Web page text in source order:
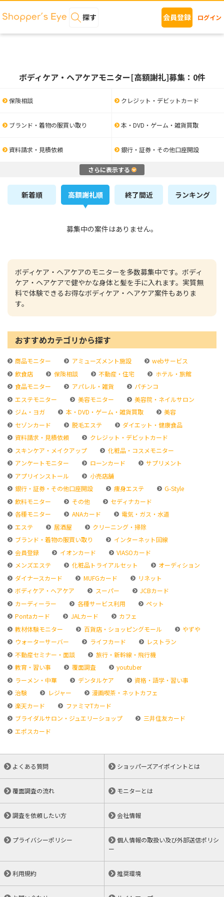
探す 会員登録 ログイン
ボディケア・ヘアケアモニター[高額謝礼]募集：0件
保険相談 クレジット・デビットカード
ブランド・着物の服買い取り 本・DVD・ゲーム・雑貨買取
資料請求・見積依頼 銀行・証券・その他口座開設
さらに表示する
新着順 高額謝礼順 終了間近 ランキング
募集中の案件はありません。
ボディケア・ヘアケアのモニターを多数募集中です。ボディ
ケア・ヘアケアで健やかな身体と髪を手に入れます。実質無
料で体験できるお得なボディケア・ヘアケア案件もありま
す。
おすすめカテゴリから探す
商品モニター アミューズメント施設
webサービス
飲食店
保険相談 不動産・住宅
ホテル・旅館
食品モニター
アパレル・雑貨
パチンコ
エステモニター
美容モニター
美容院・ネイルサロン
ジム・ヨガ
本・DVD・ゲーム・雑貨買取
美容
セゾンカード
脱毛エステ
ダイエット・健康食品
資料請求・見積依頼
クレジット・デビットカード
スキンケア・メイクアップ
化粧品・コスメモニター
アンケートモニター
ローンカード
サプリメント
アプリインストール
小売店舗
銀行・証券・その他口座開設
痩身エステ
G-Style
飲料モニター
その他
セディナカード
各種モニター
ANAカード
電気・ガス・水道
エステ
居酒屋
クリーニング・掃除
ブランド・着物の服買い取り
インターネット回線
会員登録
イオンカード
VIASOカード
メンズエステ
化粧品トライアルセット
オーディション
ダイナースカード
MUFGカード
リネット
ボディケア・ヘアケア
スーパー
JCBカード
カーディーラー
各種サービス利用
ペット
Pontaカード
JALカード
カフェ
教材体験モニター
百貨店・ショッピングモール
やずや
ウォーターサーバー
ライフカード
レストラン
不動産セミナー・面談
旅行・新幹線・飛行機
教育・習い事
覆面調査
youtuber
ラーメン・中華
デンタルケア
資格・語学・習い事
治験
レジャー
漫画喫茶・ネットカフェ
楽天カード
ファミマTカード
ブライダルサロン・ジュエリーショップ
三井住友カード
エポスカード
よくある質問 ショッパーズアイポイントとは
覆面調査の流れ モニターとは
調査を依頼したい方 会社情報
プライバシーポリシー
個人情報の取扱い及び外部送信ポリシ
ー
利用規約 推奨環境